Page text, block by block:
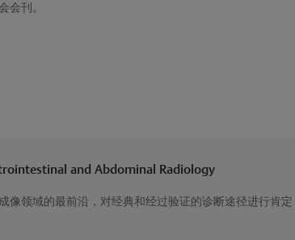
会刊。
and Abdominal Radiology
像领域的最前沿，对经典和经过验证的诊断途径进行肯